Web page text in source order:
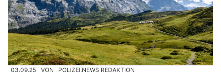
03.09.25 VON POLIZEI.NEWS REDAKTION